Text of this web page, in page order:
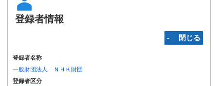
登録者情報
‐ 閉じる
登録者名称
一般財団法人 ＮＨＫ財団
登録者区分